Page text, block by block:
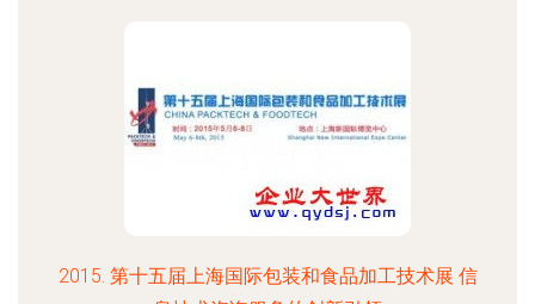
2015. 第十五届上海国际包装和食品加工技术展 信